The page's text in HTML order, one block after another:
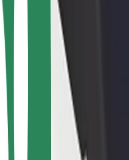
Lokacije
Rešitve za mesto
Letališča
Bolt polnilne postaje
Za potnike